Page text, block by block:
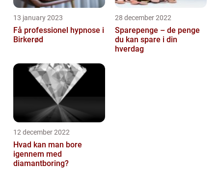
13 january 2023
Få professionel hypnose i
Birkerød
28 december 2022
Sparepenge – de penge
du kan spare i din
hverdag
12 december 2022
Hvad kan man bore
igennem med
diamantboring?